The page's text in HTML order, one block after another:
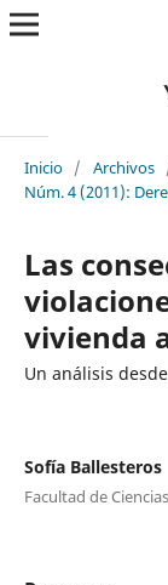
Inicio / Archivos
Núm. 4 (2011):
Las
vivienda
Un análisis
Sofía Ballesteros
Facultad de